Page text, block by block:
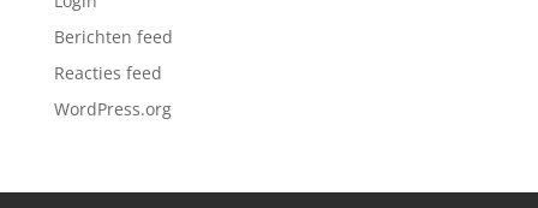
Berichten feed
Reacties feed
WordPress.org